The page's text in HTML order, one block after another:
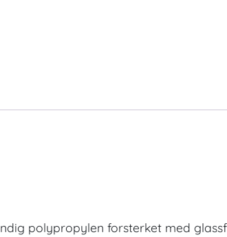
polypropylen forsterket med